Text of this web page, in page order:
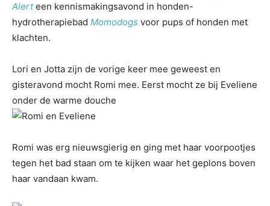
Alerteen kennismakingsavond in honden-
hydrotherapiebad Momodogs voor pups of honden met
klachten.
Lori en Jotta zijn de vorige keer mee geweest en
gisteravond mocht Romi mee. Eerst mocht ze bij Eveliene
onder de warme douche
Romi was erg nieuwsgierig en ging met haar voorpootjes
tegen het bad staan om te kijken waar het geplons boven
haar vandaan kwam.